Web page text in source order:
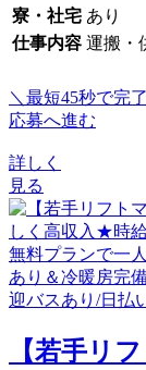
寮・社宅 あり
仕事内容 運搬・
＼最短45秒で完
応募へ進む
詳しく
見る
【若手リ